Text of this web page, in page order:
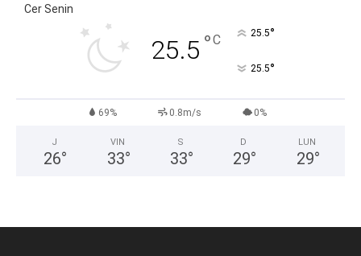
Cer Senin
25.5 °C 25.5°
25.5°
69% 0.8m/s 0%
J
26°
VIN
33°
S
33°
D
29°
LUN
29°